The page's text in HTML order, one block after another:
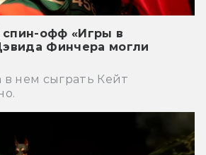
офф «Игры в
Финчера могли
нем сыграть Кейт